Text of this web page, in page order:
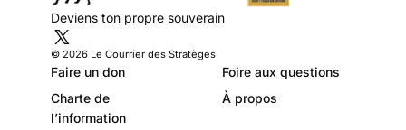
Aujourd’hui, il entame une
action en justice contre Pfizer
et BioNTech pour obtenir de
Deviens ton propre souverain
© 2026 Le Courrier des Stratèges
Faire un don
Foire aux questions
Charte de
l’information
À propos